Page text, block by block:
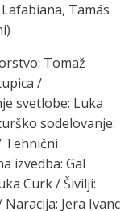
Tamás
Tomaž
/
svetlobe: Luka
sodelovanje:
Tehnični
izvedba: Gal
Curk / Šivilji:
Jera Ivanc